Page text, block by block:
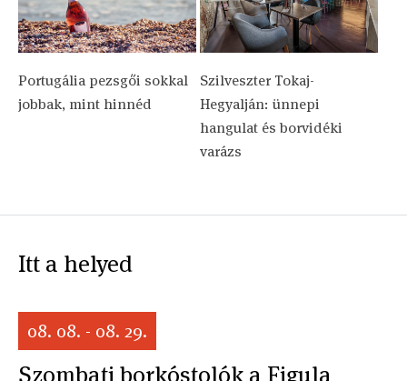
Portugália pezsgői sokkal
jobbak, mint hinnéd
Szilveszter Tokaj-
Hegyalján: ünnepi
hangulat és borvidéki
varázs
Itt a helyed
08. 08. - 08. 29.
Szombati borkóstolók a Figula